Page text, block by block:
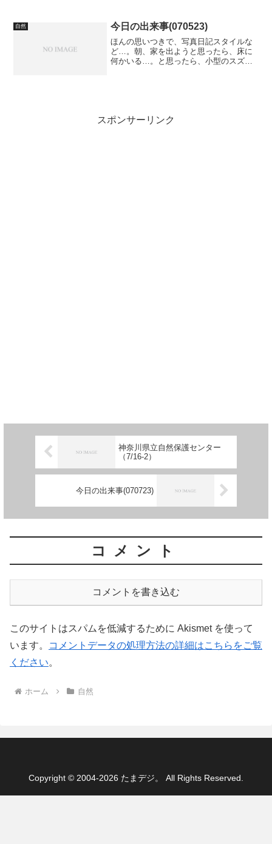
伸びますのが、セミの羽化の観察記録の
記事です。セミの羽化の観...
自然 今日の出来事(070523)
ほんの思いつきで、写真日記スタイルな
ど…。朝、家を出ようと思ったら、床に
何かいる…。と思ったら、小型のスズメ
スポンサーリンク
神奈川県立自然保護センター
（7/16-2）
今日の出来事(070723)
コメント
コメントを書き込む
このサイトはスパムを低減するために Akismet を使って
います。
コメントデータの処理方法の詳細はこちらをご覧
ください。
ホーム 自然
Copyright © 2004-2026 たまデジ。 All Rights Reserved.